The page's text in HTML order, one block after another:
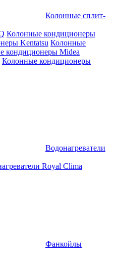
Колонные сплит-
Колонные кондиционеры
Kentatsu Колонные
кондиционеры Midea
Колонные кондиционеры
Водонагреватели
Royal Clima
Фанкойлы